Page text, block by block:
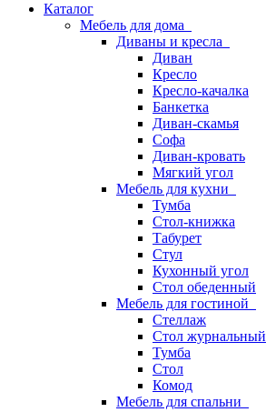
Каталог
Мебель для дома
Диваны и кресла
Диван
Кресло
Кресло-качалка
Банкетка
Диван-скамья
Софа
Диван-кровать
Мягкий угол
Мебель для кухни
Тумба
Стол-книжка
Табурет
Стул
Кухонный угол
Стол обеденный
Мебель для гостиной
Стеллаж
Стол журнальный
Тумба
Стол
Комод
Мебель для спальни